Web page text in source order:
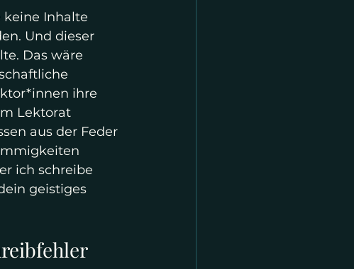
keine Inhalte
Und dieser
Das wäre
ihre
Lektorat
aus der Feder
ich schreibe
geistiges